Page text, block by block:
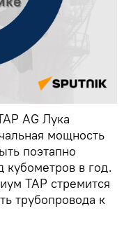
AG Лука
мощность
поэтапно
в год.
TAP стремится
трубопровода к